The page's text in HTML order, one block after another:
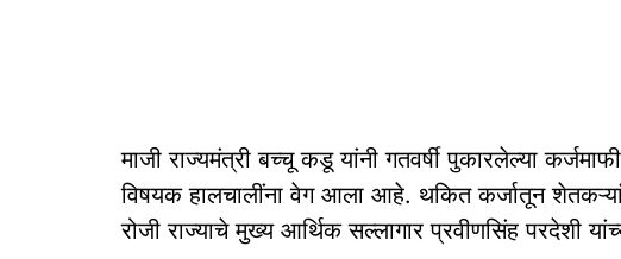
माजी राज्यमंत्री बच्चू कडू यांनी गतवर्षी पुकारलेल्या
विषयक हालचालींना वेग आला आहे. थकित कर्जातून
रोजी राज्याचे मुख्य आर्थिक सल्लागार प्रवीणसिंह परदेशी